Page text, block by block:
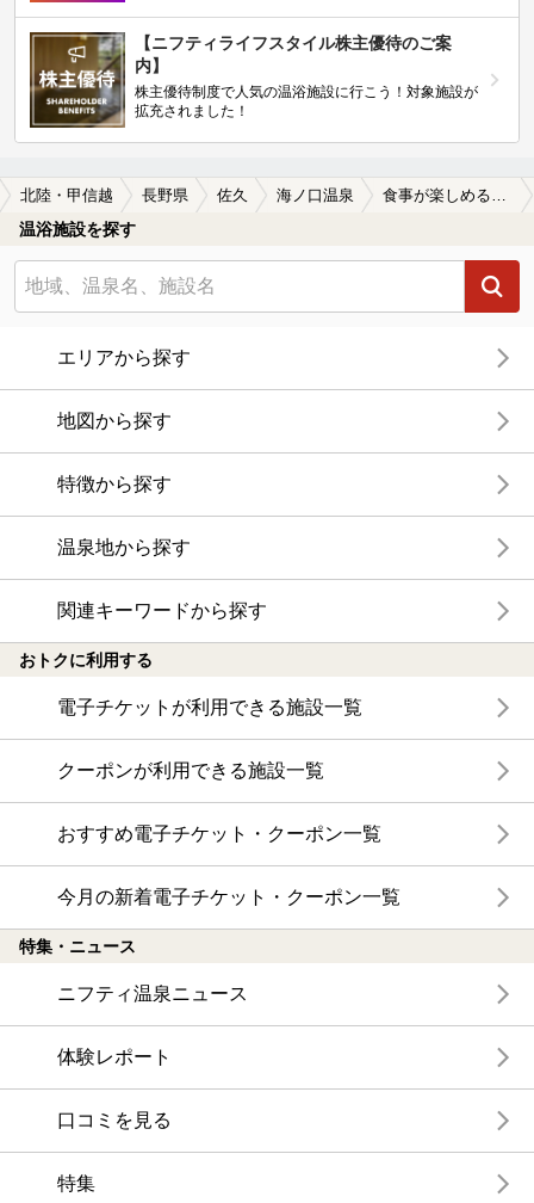
【ニフティライフスタイル株主優待のご案
内】
株主優待制度で人気の温浴施設に行こう！対象施設が
拡充されました！
北陸・甲信越 長野県 佐久 海ノ口温泉 食事が楽しめる海ノ口温泉の温泉、日帰り温泉、スーパー銭湯おすすめ
温浴施設を探す
エリアから探す
地図から探す
特徴から探す
温泉地から探す
関連キーワードから探す
おトクに利用する
電子チケットが利用できる施設一覧
クーポンが利用できる施設一覧
おすすめ電子チケット・クーポン一覧
今月の新着電子チケット・クーポン一覧
特集・ニュース
ニフティ温泉ニュース
体験レポート
口コミを見る
特集